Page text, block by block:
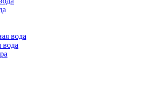
вода